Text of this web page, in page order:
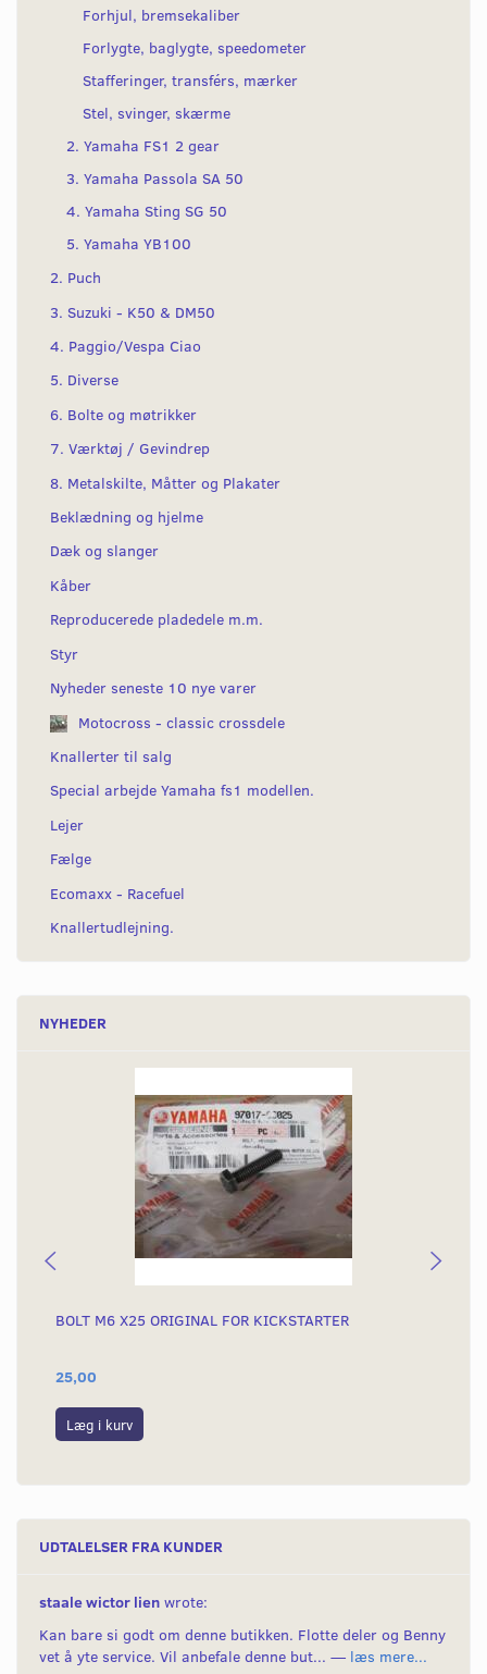
Forhjul, bremsekaliber
Forlygte, baglygte, speedometer
Stafferinger, transférs, mærker
Stel, svinger, skærme
2. Yamaha FS1 2 gear
3. Yamaha Passola SA 50
4. Yamaha Sting SG 50
5. Yamaha YB100
2. Puch
3. Suzuki - K50 & DM50
4. Paggio/Vespa Ciao
5. Diverse
6. Bolte og møtrikker
7. Værktøj / Gevindrep
8. Metalskilte, Måtter og Plakater
Beklædning og hjelme
Dæk og slanger
Kåber
Reproducerede pladedele m.m.
Styr
Nyheder seneste 10 nye varer
Motocross - classic crossdele
Knallerter til salg
Special arbejde Yamaha fs1 modellen.
Lejer
Fælge
Ecomaxx - Racefuel
Knallertudlejning.
NYHEDER
BOLT M6 X25 ORIGINAL FOR KICKSTARTER
25,00
Læg i kurv
UDTALELSER FRA KUNDER
staale wictor lien wrote:
Kan bare si godt om denne butikken. Flotte deler og Benny
vet å yte service. Vil anbefale denne but... — læs mere...